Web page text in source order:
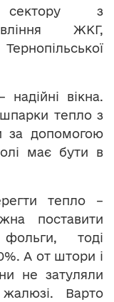
сектору з
ЖКГ,
вікна.
тепло з
за допомогою
має бути в
тепло –
поставити
тоді
А от штори і
не затуляли
Варто